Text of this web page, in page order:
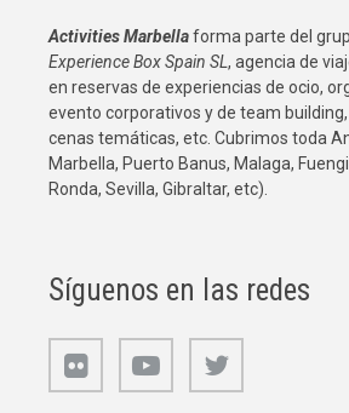
Activities Marbellaforma parte del
Experience Box Spain SL, agencia de
en reservas de experiencias de ocio,
evento corporativos y de team
cenas temáticas, etc. Cubrimos toda
Marbella, Puerto Banus, Malaga,
Ronda, Sevilla, Gibraltar, etc).
Síguenos en las redes